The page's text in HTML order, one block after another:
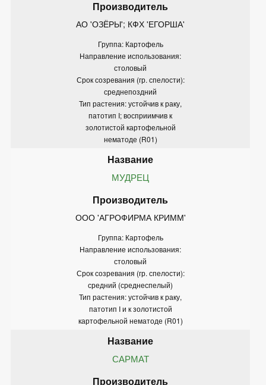
АО 'ОЗЁРЫ'; КФХ 'ЕГОРША'
Группа: Картофель
Направление использования:
столовый
Срок созревания (гр. спелости):
среднепоздний
Тип растения: устойчив к раку,
патотип I; восприимчив к
золотистой картофельной
нематоде (R01)
МУДРЕЦ
ООО 'АГРОФИРМА КРИММ'
Группа: Картофель
Направление использования:
столовый
Срок созревания (гр. спелости):
средний (среднеспелый)
Тип растения: устойчив к раку,
патотип I и к золотистой
картофельной нематоде (R01)
САРМАТ